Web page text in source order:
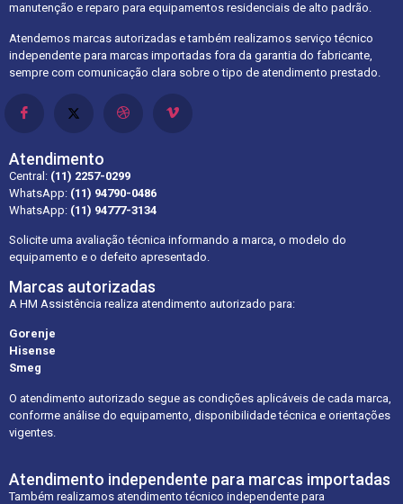
manutenção e reparo para equipamentos residenciais de alto padrão.
Atendemos marcas autorizadas e também realizamos serviço técnico
independente para marcas importadas fora da garantia do fabricante,
sempre com comunicação clara sobre o tipo de atendimento prestado.
Atendimento
Central: (11) 2257-0299
WhatsApp: (11) 94790-0486
WhatsApp: (11) 94777-3134
Solicite uma avaliação técnica informando a marca, o modelo do
equipamento e o defeito apresentado.
Marcas autorizadas
A HM Assistência realiza atendimento autorizado para:
Gorenje
Hisense
Smeg
O atendimento autorizado segue as condições aplicáveis de cada marca,
conforme análise do equipamento, disponibilidade técnica e orientações
vigentes.
Atendimento independente para marcas importadas
Também realizamos atendimento técnico independente para